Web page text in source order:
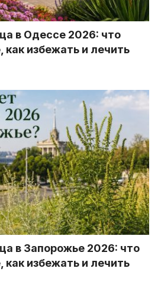
в Одессе 2026: что
как избежать и лечить
в Запорожье 2026: что
как избежать и лечить